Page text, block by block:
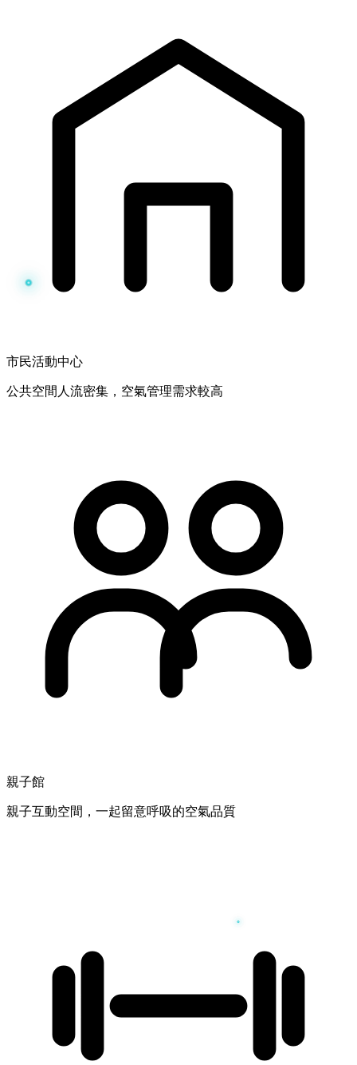
市民活動中心
公共空間人流密集，空氣管理需求較高
親子館
親子互動空間，一起留意呼吸的空氣品質